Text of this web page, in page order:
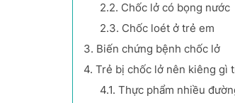
2.2. Chốc lở có bọng nước
2.3. Chốc loét ở trẻ em
3. Biến chứng bệnh chốc lở
4. Trẻ bị chốc lở nên kiêng gì
4.1. Thực phẩm nhiều